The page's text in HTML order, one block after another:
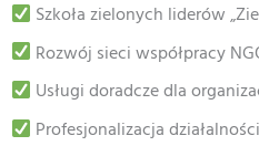
Szkoła zielonych liderów
Rozwój sieci współpracy
Usługi doradcze dla
Profesjonalizacja